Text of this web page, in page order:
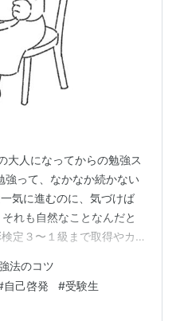
大人になってからの勉強ス
強って、なかなか続かない
気に進むのに、気づけば
れも自然なことなんだと
定３〜１級まで取得やカ
私が気づいたのは、自分
コツだということ。タイ
なく最後までたどり着け
法のコツ
自己啓発 #受験生